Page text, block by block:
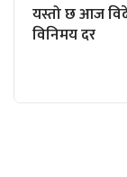
यस्तो छ आज
विनिमय दर